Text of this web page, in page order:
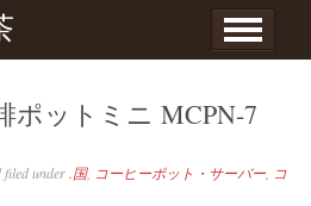
ポットミニ MCPN-7
filed under.国, コーヒーポット・サーバー コ